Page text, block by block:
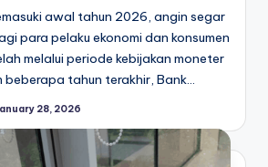
awal tahun 2026, angin segar
para pelaku ekonomi dan konsumen
melalui periode kebijakan moneter
tahun terakhir, Bank…
28, 2026